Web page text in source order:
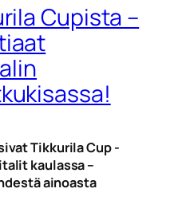
Cupista –
Tikkurila Cup -
kaulassa –
ainoasta